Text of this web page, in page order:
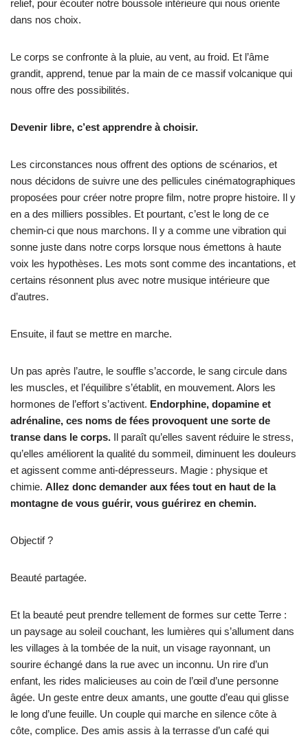
relief, pour écouter notre boussole intérieure qui nous oriente
dans nos choix.
Le corps se confronte à la pluie, au vent, au froid. Et l’âme
grandit, apprend, tenue par la main de ce massif volcanique qui
nous offre des possibilités.
Devenir libre, c’est apprendre à choisir.
Les circonstances nous offrent des options de scénarios, et
nous décidons de suivre une des pellicules cinématographiques
proposées pour créer notre propre film, notre propre histoire. Il y
en a des milliers possibles. Et pourtant, c’est le long de ce
chemin-ci que nous marchons. Il y a comme une vibration qui
sonne juste dans notre corps lorsque nous émettons à haute
voix les hypothèses. Les mots sont comme des incantations, et
certains résonnent plus avec notre musique intérieure que
d’autres.
Ensuite, il faut se mettre en marche.
Un pas après l’autre, le souffle s’accorde, le sang circule dans
les muscles, et l’équilibre s’établit, en mouvement. Alors les
hormones de l’effort s’activent. Endorphine, dopamine et
adrénaline, ces noms de fées provoquent une sorte de
transe dans le corps. Il paraît qu’elles savent réduire le stress,
qu’elles améliorent la qualité du sommeil, diminuent les douleurs
et agissent comme anti-dépresseurs. Magie : physique et
chimie. Allez donc demander aux fées tout en haut de la
montagne de vous guérir, vous guérirez en chemin.
Objectif ?
Beauté partagée.
Et la beauté peut prendre tellement de formes sur cette Terre :
un paysage au soleil couchant, les lumières qui s’allument dans
les villages à la tombée de la nuit, un visage rayonnant, un
sourire échangé dans la rue avec un inconnu. Un rire d’un
enfant, les rides malicieuses au coin de l’œil d’une personne
âgée. Un geste entre deux amants, une goutte d’eau qui glisse
le long d’une feuille. Un couple qui marche en silence côte à
côte, complice. Des amis assis à la terrasse d’un café qui